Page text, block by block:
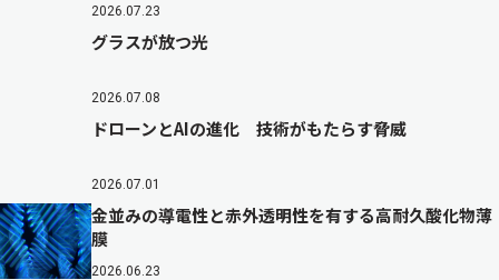
2026.07.23
グラスが放つ光
2026.07.08
ドローンとAIの進化 技術がもたらす脅威
2026.07.01
金並みの導電性と赤外透明性を有する高耐久酸化物薄
膜
2026.06.23